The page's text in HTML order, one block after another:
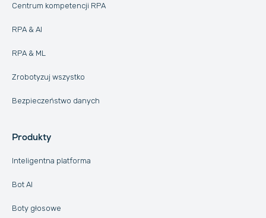
Centrum kompetencji RPA
RPA & AI
RPA & ML
Zrobotyzuj wszystko
Bezpieczeństwo danych
Produkty
Inteligentna platforma
Bot AI
Boty głosowe